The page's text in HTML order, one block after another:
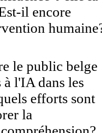
il encore
le public belge
l'IA dans les
efforts sont
la